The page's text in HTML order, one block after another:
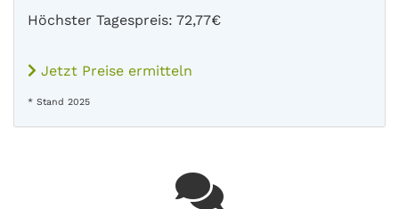
Höchster Tagespreis: 72,77€
Jetzt Preise ermitteln
* Stand 2025